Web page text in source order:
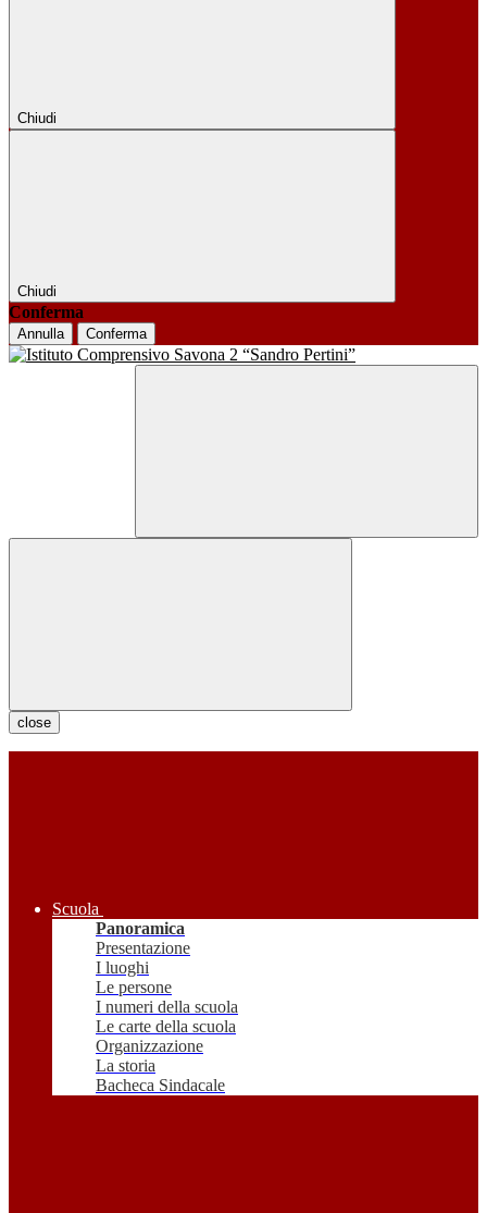
Chiudi
Chiudi
Conferma
Annulla Conferma
close
Scuola
Panoramica
Presentazione
I luoghi
Le persone
I numeri della scuola
Le carte della scuola
Organizzazione
La storia
Bacheca Sindacale